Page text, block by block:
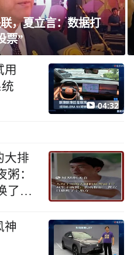
华友好议员疏远高市
用
04:32
大排
：
了个
神